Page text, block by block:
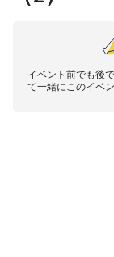
イベント前でも後
て一緒にこのイベ